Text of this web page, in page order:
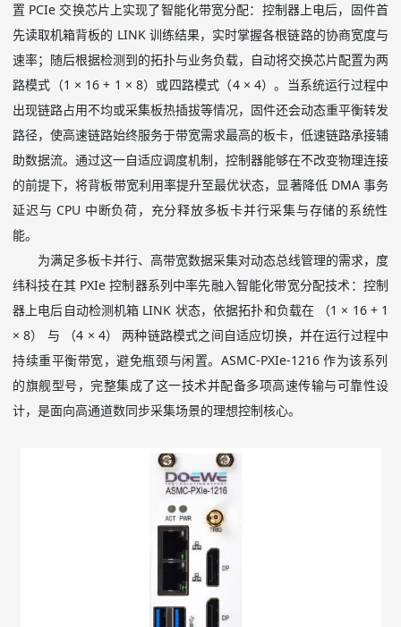
置 PCIe 交换芯片上实现了智能化带宽分配：控制器上电后，固件首
先读取机箱背板的 LINK 训练结果，实时掌握各根链路的协商宽度与
速率；随后根据检测到的拓扑与业务负载，自动将交换芯片配置为两
路模式（1 × 16 + 1 × 8）或四路模式（4 × 4）。当系统运行过程中
出现链路占用不均或采集板热插拔等情况，固件还会动态重平衡转发
路径，使高速链路始终服务于带宽需求最高的板卡，低速链路承接辅
助数据流。通过这一自适应调度机制，控制器能够在不改变物理连接
的前提下，将背板带宽利用率提升至最优状态，显著降低DMA 事务
延迟与 CPU 中断负荷，充分释放多板卡并行采集与存储的系统性
能。
为满足多板卡并行、高带宽数据采集对动态总线管理的需求，度
纬科技在其PXIe控制器系列中率先融入智能化带宽分配技术：控制
器上电后自动检测机箱 LINK 状态，依据拓扑和负载在 （1 × 16 + 1
× 8） 与 （4 × 4） 两种链路模式之间自适应切换，并在运行过程中
持续重平衡带宽，避免瓶颈与闲置。 ASMC-PXIe-1216作为该系列
的旗舰型号，完整集成了这一技术并配备多项高速传输与可靠性设
计，是面向高通道数同步采集场景的理想控制核心。